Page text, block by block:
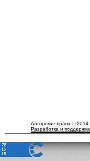
Авторское право ©
Разработка и